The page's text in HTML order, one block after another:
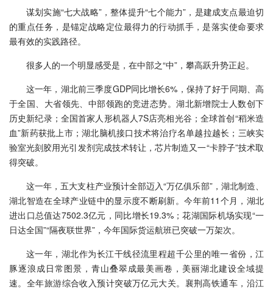
谋划实施“七大战略”，整体提升“七个能力”，是建成支点最迫切
的重点任务，是锚定战略定位最得力的行动抓手，是落实使命要求
最有效的实践路径。
很多人的一个明显感受是，在中部之“中”，攀高跃升势正起。
这一年，湖北前三季度GDP同比增长6%，保持了好于同期、高
于全国、大省领先、中部领跑的竞进态势。湖北新增院士人数创下
历史新纪录；全国首家人形机器人7S店亮相光谷；全球首创“稻米造
血”新药获批上市；湖北脑机接口技术将治疗名单越拉越长；三峡实
验室光刻胶用光引发剂完成技术转让，芯片制造又一“卡脖子”技术取
得突破。
这一年，五大支柱产业预计全部迈入“万亿俱乐部”，湖北制造、
湖北智造在全球产业链中的显示度不断刷新。今年前11个月，湖北
进出口总值达7502.3亿元，同比增长19.3%；花湖国际机场实现“一
日达全国”“隔夜联世界”，今年国际货运航班已突破一万架次。
这一年，湖北作为长江干线径流里程超千公里的唯一省份，江
豚逐浪成日常图景，青山叠翠成最美画卷，美丽湖北建设全域提
速。全年旅游综合收入预计突破万亿元大关。襄荆高铁通车，沿江